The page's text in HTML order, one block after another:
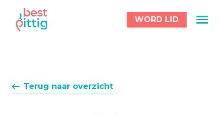
WORD LID
Terug naar overzicht